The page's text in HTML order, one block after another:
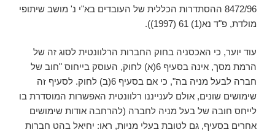
8472/96 ההסתדרות הכללית של העובדים בא"י נ' מושב שיתופי
מולדת, פ"ד נא(1) 61 (1997)).
עוד יוער, כי האכסניה בחוק החברות הרלוונטית לסוג זה של
הרמת מסך, אינה בסעיף 6(א) לחוק, העוסק בייחוס "חוב של
חברה לבעל מניה בה", כי אם בסעיף 6(ב) לחוק. לסעיף זה
שימושים שונים, אולם לענייננו רלוונטית האפשרות המוסדרת בו
לייחס חובה של בעל מניה לחברה (להרחבה אודות שימושים
אחרים בסעיף, גם לטובת בעלי מניות, ראו: יחיאל בהט חברות